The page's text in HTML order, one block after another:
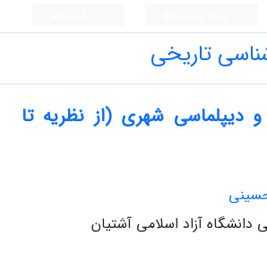
تاریخی
شهری (از نظریه تا
دانشگاه آزاد اسلامی آشتیان